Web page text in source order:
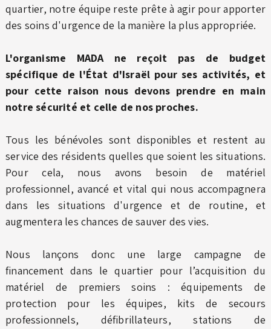
quartier, notre équipe reste prête à agir pour apporter
des soins d'urgence de la manière la plus appropriée.
L'organisme MADA ne reçoit pas de budget
spécifique de l'État d'Israël pour ses activités, et
pour cette raison nous devons prendre en main
notre sécurité et celle de nos proches.
Tous les bénévoles sont disponibles et restent au
service des résidents quelles que soient les situations.
Pour cela, nous avons besoin de matériel
professionnel, avancé et vital qui nous accompagnera
dans les situations d'urgence et de routine, et
augmentera les chances de sauver des vies.
Nous lançons donc une large campagne de
financement dans le quartier pour l’acquisition du
matériel de premiers soins : équipements de
protection pour les équipes, kits de secours
professionnels, défibrillateurs, stations de